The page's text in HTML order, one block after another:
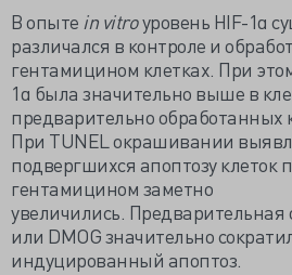
В опыте in vitroуровень HIF-1α
различался в контроле и
гентамицином клетках. При
1α была значительно выше в
предварительно обработанных
При TUNEL окрашивании
подвергшихся апоптозу клеток
гентамицином заметно
увеличились. Предварительная
или DMOG значительно
индуцированный апоптоз.